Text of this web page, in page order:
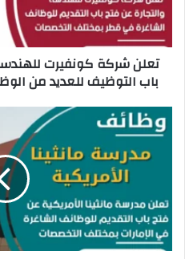
ك
ه
د
س
تعلن شركة كونفيرت
باب التوظيف للعديد من
د
ر
س
ة